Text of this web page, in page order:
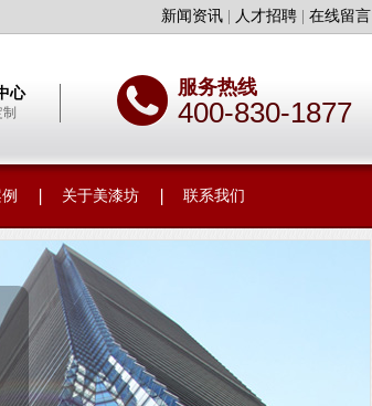
新闻资讯 人才招聘 在线留言
心 服务热线
400-830-1877
关于美漆坊 联系我们